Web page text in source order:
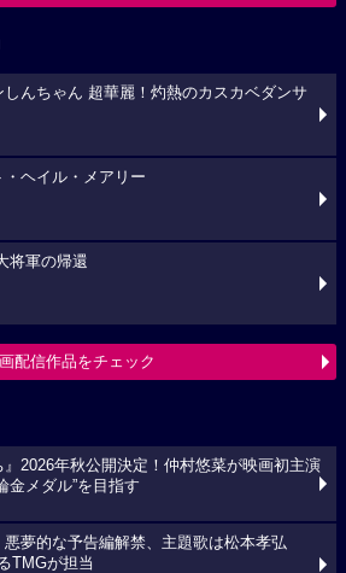
しんちゃん 超華麗！灼熱のカスカベダンサ
・ヘイル・メアリー
将軍の帰還
配信作品をチェック
』2026年秋公開決定！仲村悠菜が映画初主演
金メダル”を目指す
悪夢的な予告編解禁、主題歌は松本孝弘
TMGが担当